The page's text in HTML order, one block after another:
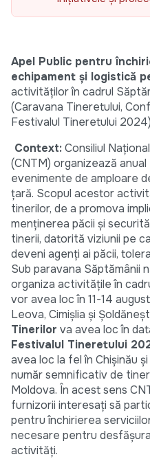
Apel Public pentru
echipament și logistică
activităților în cadrul
(Caravana Tineretului,
Festivalul Tineretului
Context:Consiliul
(CNTM) organizează
evenimente de amploare
țară. Scopul acestor
tinerilor, de a promova
menținerea păcii și
tinerii, datorită viziunii pe
deveni agenți ai păcii,
Sub paravana Săptămânii
organiza activitățile în
vor avea loc în 11-14
Leova, Cimișlia și
Tinerilor va avea loc în
Festivalul Tineretului
avea loc la fel în Chișinău
număr semnificativ de
Moldova. În acest sens
furnizorii interesați să
pentru închirierea
necesare pentru
activități.